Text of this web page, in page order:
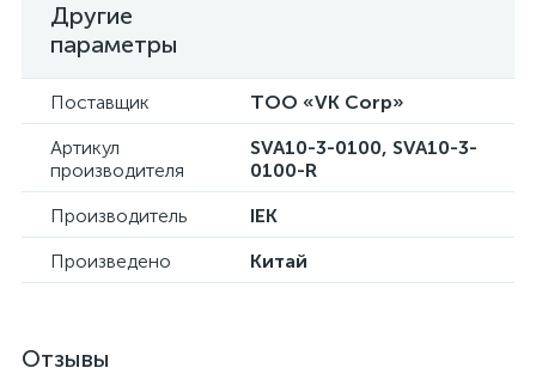
Другие
параметры
Поставщик
ТОО «VK Corp»
Артикул
производителя
SVA10-3-0100, SVA10-3-
0100-R
Производитель
IEK
Произведено
Китай
Отзывы